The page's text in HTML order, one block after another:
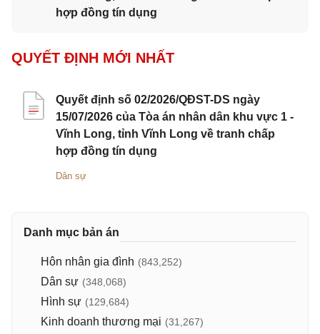
hợp đồng tín dụng
QUYẾT ĐỊNH MỚI NHẤT
Quyết định số 02/2026/QĐST-DS ngày
15/07/2026 của Tòa án nhân dân khu vực 1 -
Vĩnh Long, tỉnh Vĩnh Long về tranh chấp
hợp đồng tín dụng
Dân sự
Danh mục bản án
Hôn nhân gia đình (843,252)
Dân sự (348,068)
Hình sự (129,684)
Kinh doanh thương mại (31,267)